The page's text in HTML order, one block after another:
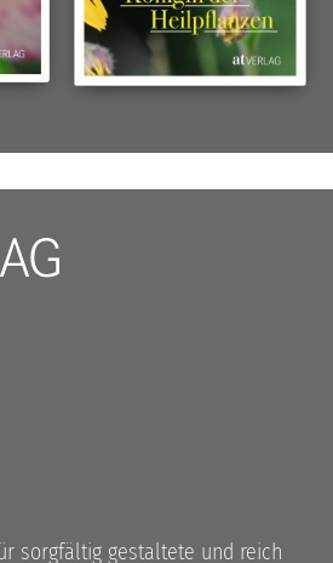
sorgfältig gestaltete und reich